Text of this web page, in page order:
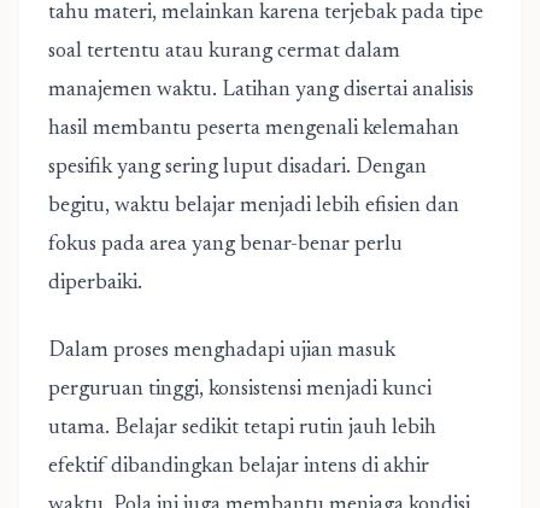
tahu materi, melainkan karena terjebak pada tipe
soal tertentu atau kurang cermat dalam
manajemen waktu. Latihan yang disertai analisis
hasil membantu peserta mengenali kelemahan
spesifik yang sering luput disadari. Dengan
begitu, waktu belajar menjadi lebih efisien dan
fokus pada area yang benar-benar perlu
diperbaiki.
Dalam proses menghadapi ujian masuk
perguruan tinggi, konsistensi menjadi kunci
utama. Belajar sedikit tetapi rutin jauh lebih
efektif dibandingkan belajar intens di akhir